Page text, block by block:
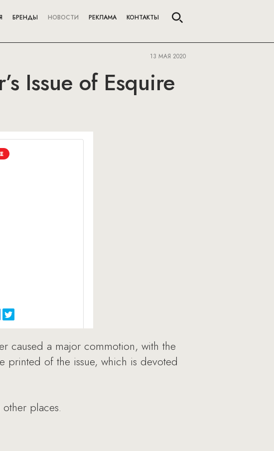
БРЕНДЫ НОВОСТИ РЕКЛАМА КОНТАКТЫ
13 МАЯ 2020
Issue of Esquire
caused a major commotion, with the
printed of the issue, which is devoted
places.